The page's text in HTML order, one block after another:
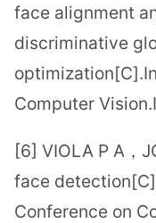
face alignment
discriminative
Computer
[6] VIOLA P A，
face
Conference on